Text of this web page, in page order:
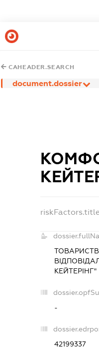
CAHEADER.SEARCH
document.dossier
КЕЙТЕРІНГ"
-
42199337